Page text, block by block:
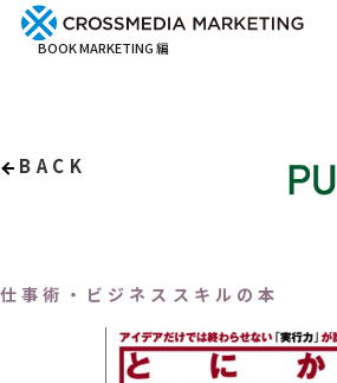
BOOK MARKETING 編
BACK
仕事術・ビジネススキルの本